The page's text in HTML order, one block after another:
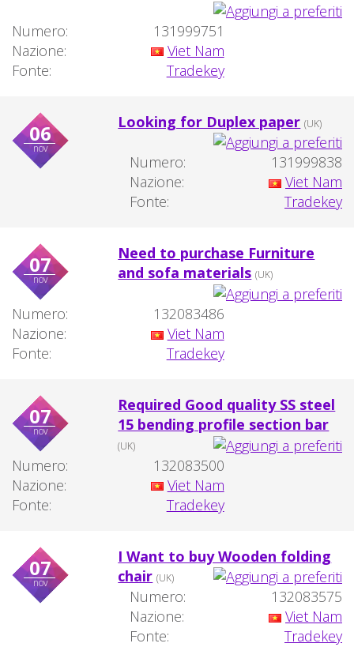
Numero:
131999751
Nazione:
Viet Nam
Fonte:
Tradekey
06
nov
Looking for Duplex paper (UK)
Numero:
131999838
Nazione:
Viet Nam
Fonte:
Tradekey
07
nov
Need to purchase Furniture
and sofa materials (UK)
Numero:
132083486
Nazione:
Viet Nam
Fonte:
Tradekey
07
nov
Required Good quality SS steel
15 bending profile section bar
(UK)
Numero:
132083500
Nazione:
Viet Nam
Fonte:
Tradekey
07
nov
I Want to buy Wooden folding
chair (UK)
Numero:
132083575
Nazione:
Viet Nam
Fonte:
Tradekey